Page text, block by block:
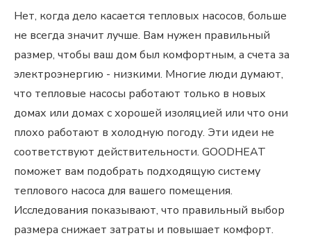
Нет, когда дело касается тепловых насосов, больше
не всегда значит лучше. Вам нужен правильный
размер, чтобы ваш дом был комфортным, а счета за
электроэнергию - низкими. Многие люди думают,
что тепловые насосы работают только в новых
домах или домах с хорошей изоляцией или что они
плохо работают в холодную погоду. Эти идеи не
соответствуют действительности. GOODHEAT
поможет вам подобрать подходящую систему
теплового насоса для вашего помещения.
Исследования показывают, что правильный выбор
размера снижает затраты и повышает комфорт.